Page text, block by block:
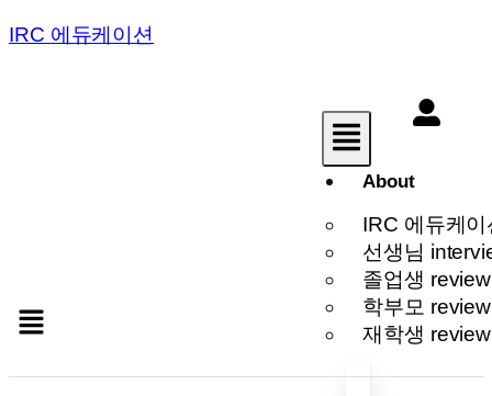
IRC 에듀케이션
About
IRC 에듀케이
선생님
졸업생 review
학부모 review
재학생 review